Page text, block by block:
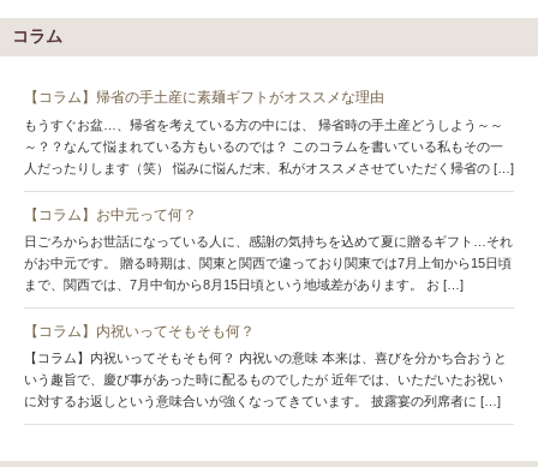
コラム
【コラム】帰省の手土産に素麺ギフトがオススメな理由
もうすぐお盆…、帰省を考えている方の中には、 帰省時の手土産どうしよう～～
～？？なんて悩まれている方もいるのでは？ このコラムを書いている私もその一
人だったりします（笑） 悩みに悩んだ末、私がオススメさせていただく帰省の […]
【コラム】お中元って何？
日ごろからお世話になっている人に、感謝の気持ちを込めて夏に贈るギフト…それ
がお中元です。 贈る時期は、関東と関西で違っており関東では7月上旬から15日頃
まで、関西では、7月中旬から8月15日頃という地域差があります。 お […]
【コラム】内祝いってそもそも何？
【コラム】内祝いってそもそも何？ 内祝いの意味 本来は、喜びを分かち合おうと
いう趣旨で、慶び事があった時に配るものでしたが 近年では、いただいたお祝い
に対するお返しという意味合いが強くなってきています。 披露宴の列席者に […]